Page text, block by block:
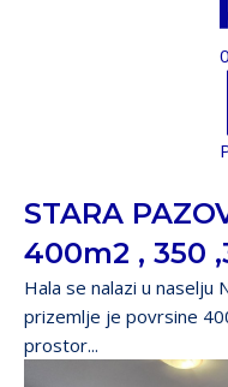
STARA
400m2 , 350
Hala se nalazi u naselju
prizemlje je povrsine
prostor...